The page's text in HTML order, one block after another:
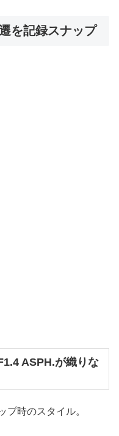
を記録スナップ
ASPH.が織りな
プ時のスタイル。